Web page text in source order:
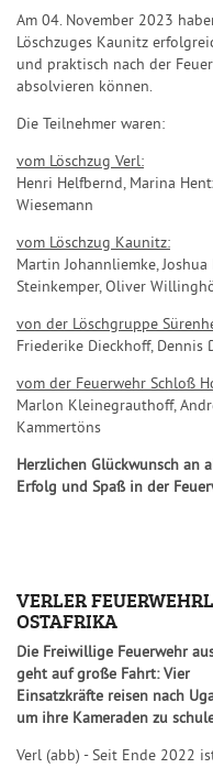
Am 04. November 2023
Löschzuges Kaunitz
und praktisch nach der
absolvieren können.
Die Teilnehmer waren:
vom Löschzug Verl:
Henri Helfbernd, Marina
Wiesemann
vom Löschzug Kaunitz:
Martin Johannliemke,
Steinkemper, Oliver
von der Löschgruppe
Friederike Dieckhoff,
vom der Feuerwehr Schloß
Marlon Kleinegrauthoff,
Kammertöns
Herzlichen Glückwunsch an
Erfolg und Spaß in der
VERLER
OSTAFRIKA
Die Freiwillige Feuerwehr
geht auf große Fahrt: Vier
Einsatzkräfte reisen nach
um ihre Kameraden zu
Verl (abb) - Seit Ende 2022